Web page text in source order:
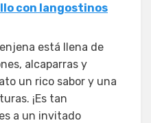
con langostinos
está llena de
alcaparras y
un rico sabor y una
¡Es tan
a un invitado